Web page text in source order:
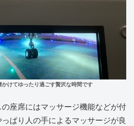
けてゆったり過ごす贅沢な時間です
座席にはマッサージ機能などが付
ぱり人の手によるマッサージが良